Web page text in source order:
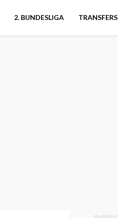
2. BUNDESLIGA TRANSFERS